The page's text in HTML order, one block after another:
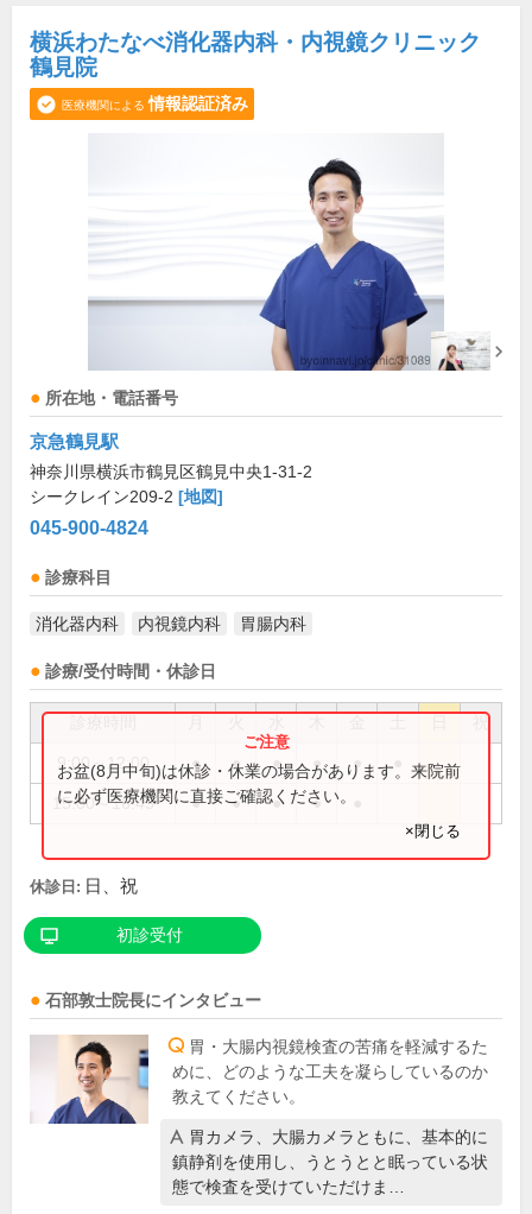
横浜わたなべ消化器内科・内視鏡クリニック
鶴見院
医療機関による 情報認証済み
所在地・電話番号
京急鶴見駅
神奈川県横浜市鶴見区鶴見中央1-31-2
シークレイン209-2 [地図]
045-900-4824
診療科目
消化器内科 内視鏡内科 胃腸内科
診療/受付時間・休診日
祝
9:00～12:00 ● ● ● ● ●
15:00～16:45 ● ● ● ●
お盆(8月中旬)は休診・休業の場合があります。来院前
に必ず医療機関に直接ご確認ください。
×閉じる
休診日: 日、祝
初診受付
石部敦士院長にインタビュー
胃・大腸内視鏡検査の苦痛を軽減するた
めに、どのような工夫を凝らしているのか
教えてください。
胃カメラ、大腸カメラともに、基本的に
鎮静剤を使用し、うとうとと眠っている状
態で検査を受けていただけま…